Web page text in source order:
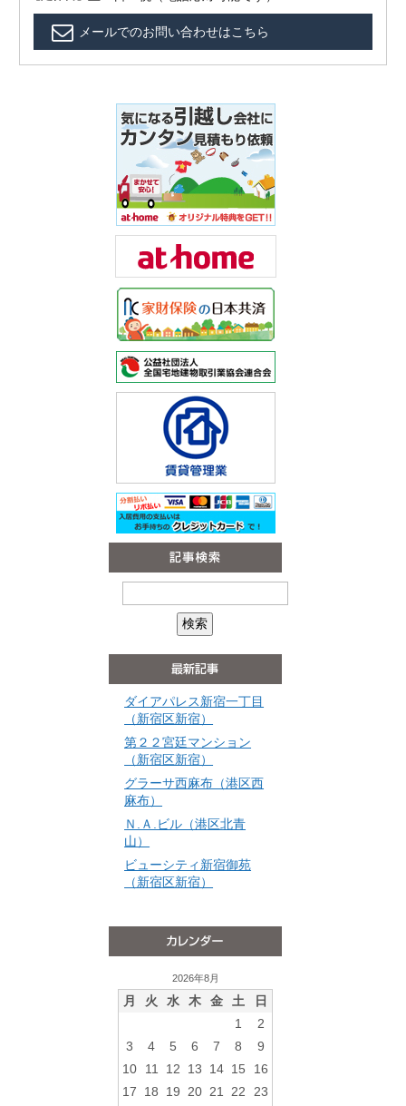
メールでのお問い合わせはこちら
ダイアパレス新宿一丁目
（新宿区新宿）
第２２宮廷マンション
（新宿区新宿）
グラーサ西麻布（港区西
麻布）
Ｎ.Ａ.ビル（港区北青
山）
ビューシティ新宿御苑
（新宿区新宿）
2026年8月
月 火 水 木 金 土 日
1
2
3
4 5 6 7 8
9
10
11 12 13 14 15
16
17
18 19 20 21 22
23